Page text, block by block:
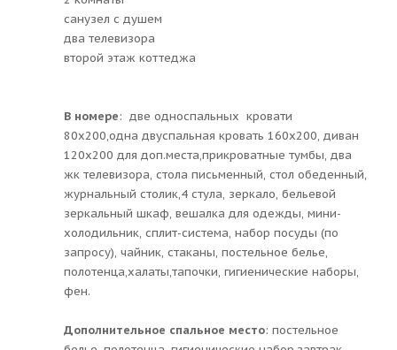
санузел с душем
два телевизора
второй этаж коттеджа
В номере: две односпальных кровати
80х200,одна двуспальная кровать 160х200, диван
120х200 для доп.места,прикроватные тумбы, два
жк телевизора, стола письменный, стол обеденный,
журнальный столик,4 стула, зеркало, бельевой
зеркальный шкаф, вешалка для одежды, мини-
холодильник, сплит-система, набор посуды (по
запросу), чайник, стаканы, постельное белье,
полотенца,халаты,тапочки, гигиенические наборы,
фен.
Дополнительное спальное место: постельное